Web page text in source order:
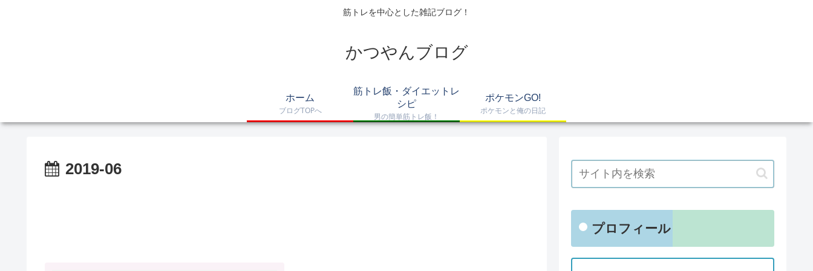
筋トレを中心とした雑記ブログ！
かつやんブログ
ホーム
ブログTOPへ
筋トレ飯・ダイエットレ
シピ
男の簡単筋トレ飯！
ポケモンGO!
ポケモンと俺の日記
2019-06
プロフィール